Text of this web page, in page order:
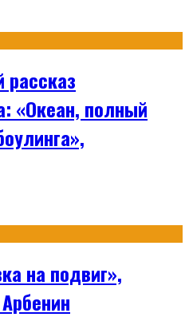
«Океан, полный
на подвиг»,